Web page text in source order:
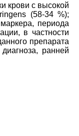
крови с высокой
(58-34 %);
периода
в частности
препарата
ранней